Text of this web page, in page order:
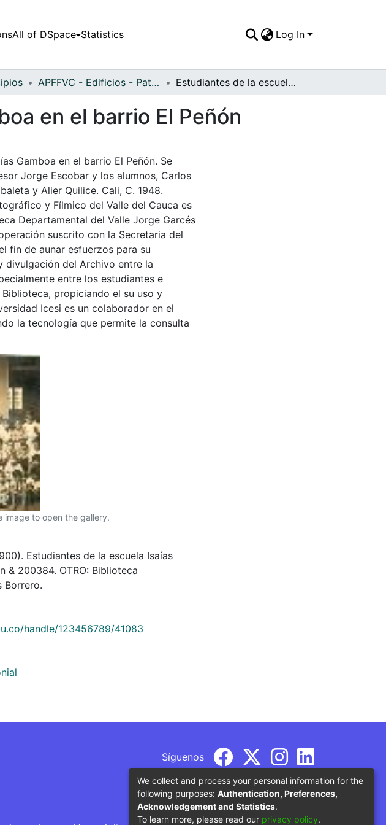
All of DSpace Statistics Log In
APFFVC - Edificios - Patrimonial Estudiantes de la escuela Isaías Gamboa en el barrio El Peñón
en el barrio El Peñón
Gamboa en el barrio El Peñón. Se
Jorge Escobar y los alumnos, Carlos
y Alier Quilice. Cali, C. 1948.
y Fílmico del Valle del Cauca es
Departamental del Valle Jorge Garcés
suscrito con la Secretaria del
fin de aunar esfuerzos para su
divulgación del Archivo entre la
entre los estudiantes e
propiciando el su uso y
Icesi es un colaborador en el
la tecnología que permite la consulta
image to open the gallery.
Estudiantes de la escuela Isaías
& 200384. OTRO: Biblioteca
Borrero.
handle/123456789/41083
Síguenos
We collect and process your personal information for the
following purposes: Authentication, Preferences,
Acknowledgement and Statistics.
To learn more, please read our privacy policy.